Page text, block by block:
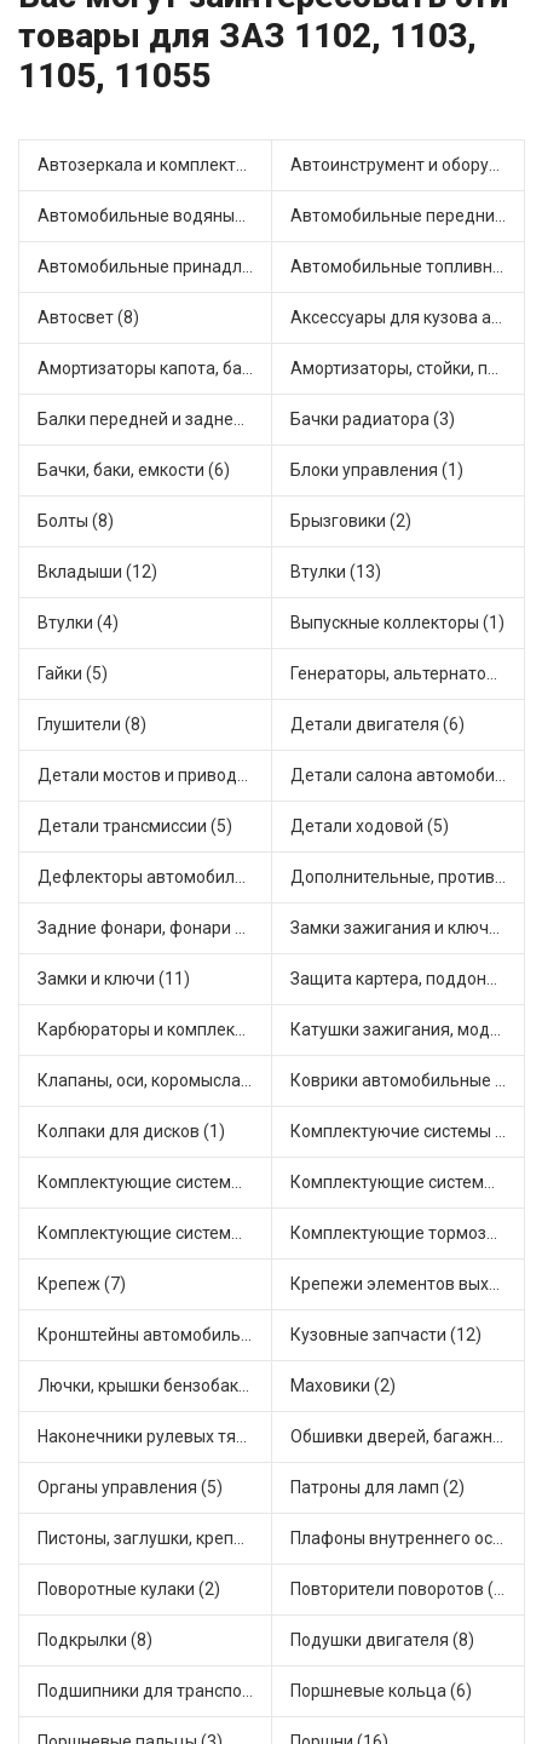
товары для ЗАЗ 1102, 1103,
1105, 11055
Автозеркала и комплектующие (4) Автоинструмент и оборудование (1)
Автомобильные водяные насосы (13) Автомобильные передние фары (2)
Автомобильные принадлежности и аксессуары (2) Автомобильные топливные насосы (16)
Автосвет (8) Аксессуары для кузова автомобиля (2)
Амортизаторы капота, багажника (5) Амортизаторы, стойки, подушки стоек (23)
Балки передней и задней подвески (1) Бачки радиатора (3)
Бачки, баки, емкости (6) Блоки управления (1)
Болты (8) Брызговики (2)
Вкладыши (12) Втулки (13)
Втулки (4) Выпускные коллекторы (1)
Гайки (5) Генераторы, альтернаторы и комплектующие (7)
Глушители (8) Детали двигателя (6)
Детали мостов и привода трансмиссии (13) Детали салона автомобиля (16)
Детали трансмиссии (5) Детали ходовой (5)
Дефлекторы автомобильные (2) Дополнительные, противотуманные фары (2)
Задние фонари, фонари видимости (5) Замки зажигания и ключи (3)
Замки и ключи (11) Защита картера, поддона, КПП (1)
Карбюраторы и комплектующие (6) Катушки зажигания, модули зажигания (7)
Клапаны, оси, коромысла (6) Коврики автомобильные (3)
Колпаки для дисков (1) Комплектуючие системы стеклоочистителя (1)
Комплектующие системы выпуска отработавших газов (20) Комплектующие системы отопления (7)
Комплектующие системы питания (3) Комплектующие тормозной системы (7)
Крепеж (7) Крепежи элементов выхлопной системы (2)
Кронштейны автомобильные (2) Кузовные запчасти (12)
Лючки, крышки бензобака (6) Маховики (2)
Наконечники рулевых тяг (8) Обшивки дверей, багажника, потолков, накладки салона (1)
Органы управления (5) Патроны для ламп (2)
Пистоны, заглушки, крепежные элементы (2) Плафоны внутреннего освещения (1)
Поворотные кулаки (2) Повторители поворотов (2)
Подкрылки (8) Подушки двигателя (8)
Подшипники для транспорта (23) Поршневые кольца (6)